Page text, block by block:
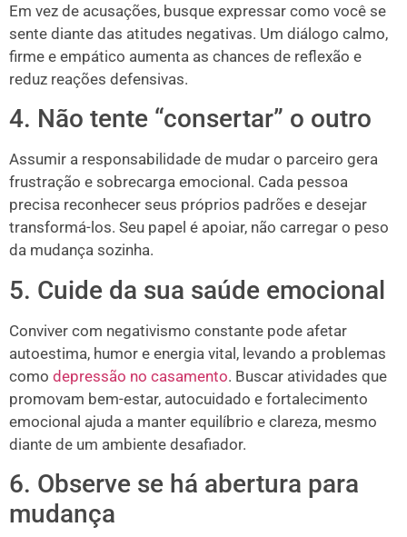
Em vez de acusações, busque expressar como você se
sente diante das atitudes negativas. Um diálogo calmo,
firme e empático aumenta as chances de reflexão e
reduz reações defensivas.
4. Não tente “consertar” o outro
Assumir a responsabilidade de mudar o parceiro gera
frustração e sobrecarga emocional. Cada pessoa
precisa reconhecer seus próprios padrões e desejar
transformá-los. Seu papel é apoiar, não carregar o peso
da mudança sozinha.
5. Cuide da sua saúde emocional
Conviver com negativismo constante pode afetar
autoestima, humor e energia vital, levando a problemas
como depressão no casamento. Buscar atividades que
promovam bem-estar, autocuidado e fortalecimento
emocional ajuda a manter equilíbrio e clareza, mesmo
diante de um ambiente desafiador.
6. Observe se há abertura para
mudança